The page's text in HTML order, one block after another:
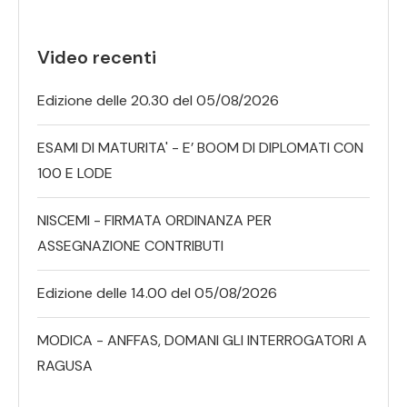
Video recenti
Edizione delle 20.30 del 05/08/2026
ESAMI DI MATURITA' - E’ BOOM DI DIPLOMATI CON
100 E LODE
NISCEMI - FIRMATA ORDINANZA PER
ASSEGNAZIONE CONTRIBUTI
Edizione delle 14.00 del 05/08/2026
MODICA - ANFFAS, DOMANI GLI INTERROGATORI A
RAGUSA